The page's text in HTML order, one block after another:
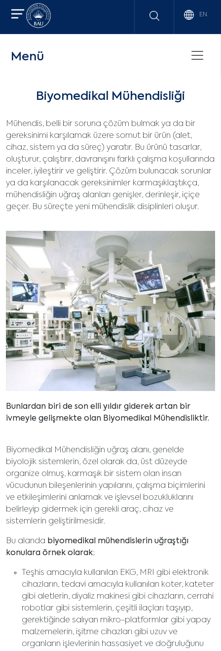
EN
Menü
Biyomedikal Mühendisliği
Mühendis, belli bir soruna çözüm bulmak ya da bir
gereksinimi karşılamak üzere somut bir ürün (alet,
cihaz, sistem ya da süreç) yaratır. Bu ürünü tasarlar,
oluşturur, çalıştırır, davranışını farklı çalışma koşullarında
inceler, iyileştirir ve geliştirir. Çözüm bulunacak sorunlar
ya da karşılanacak gereksinimler karmaşıklaştıkça,
mühendisliğin uğraş alanları genişler, derinleşir, içiçe
geçer. Bu süreçte yeni mühendislik disiplinleri oluşur.
Bunlardan biri de son elli yıldır giderek artan bir
ivmeyle gelişmekte olan Biyomedikal Mühendisliktir.
Biyomedikal Mühendisliğin uğraş alanı, genelde
biyolojik sistemlerin, özel olarak da, üst düzeyde
organize olmuş, karmaşık bir sistem olan insan
vücudunun bileşenlerinin yapılarını, çalışma biçimlerini
ve etkileşimlerini anlamak ve işlevsel bozukluklarını
belirleyip gidermek için gerekli araç, cihaz ve
sistemlerin geliştirilmesidir.
Bu alanda biyomedikal mühendislerin uğraştığı
konulara örnek olarak;
Teşhis amacıyla kullanılan EKG, MRI gibi elektronik
cihazların, tedavi amacıyla kullanılan koter, kateter
gibi aletlerin, diyaliz makinesi gibi cihazların, cerrahi
robotlar gibi sistemlerin, çeşitli ilaçları taşıyıp,
gerektiğinde salıyan mikro-platformlar gibi yapay
malzemelerin, işitme cihazları gibi uzuv ve
organların işlevlerinin hassasiyet ve doğruluğunu